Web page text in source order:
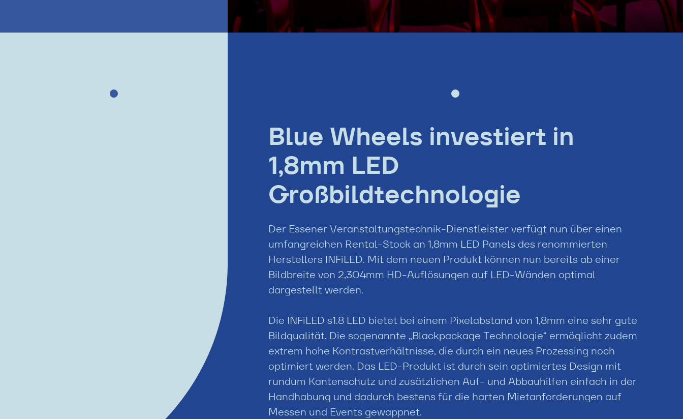
Blue Wheels investiert in
1,8mm LED
Großbildtechnologie
Der Essener Veranstaltungstechnik-Dienstleister verfügt nun über einen
umfangreichen Rental-Stock an 1,8mm LED Panels des renommierten
Herstellers INFiLED. Mit dem neuen Produkt können nun bereits ab einer
Bildbreite von 2,304mm HD-Auflösungen auf LED-Wänden optimal
dargestellt werden.
Die INFiLED s1.8 LED bietet bei einem Pixelabstand von 1,8mm eine sehr gute
Bildqualität. Die sogenannte „Blackpackage Technologie“ ermöglicht zudem
extrem hohe Kontrastverhältnisse, die durch ein neues Prozessing noch
optimiert werden. Das LED-Produkt ist durch sein optimiertes Design mit
rundum Kantenschutz und zusätzlichen Auf- und Abbauhilfen einfach in der
Handhabung und dadurch bestens für die harten Mietanforderungen auf
Messen und Events gewappnet.